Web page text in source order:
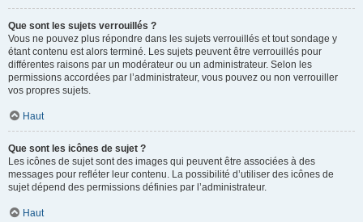
Que sont les sujets verrouillés ?
Vous ne pouvez plus répondre dans les sujets verrouillés et tout sondage y
étant contenu est alors terminé. Les sujets peuvent être verrouillés pour
différentes raisons par un modérateur ou un administrateur. Selon les
permissions accordées par l’administrateur, vous pouvez ou non verrouiller
vos propres sujets.
Haut
Que sont les icônes de sujet ?
Les icônes de sujet sont des images qui peuvent être associées à des
messages pour refléter leur contenu. La possibilité d’utiliser des icônes de
sujet dépend des permissions définies par l’administrateur.
Haut